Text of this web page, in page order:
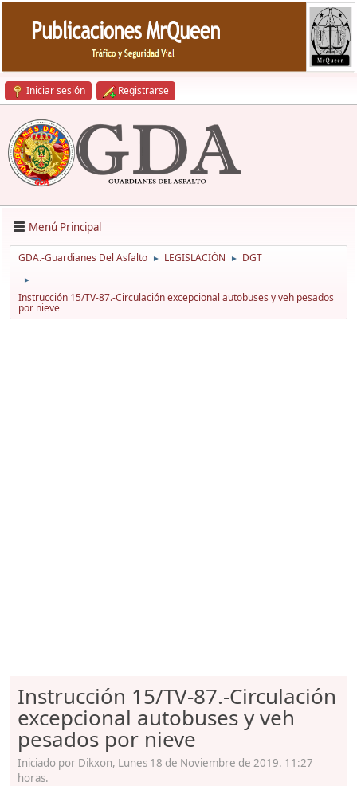
Iniciar sesión Registrarse
Menú Principal
GDA.-Guardianes Del Asfalto ► LEGISLACIÓN ► DGT
►
Instrucción 15/TV-87.-Circulación excepcional autobuses y veh pesados
por nieve
Instrucción 15/TV-87.-Circulación
excepcional autobuses y veh
pesados por nieve
Iniciado por Dikxon, Lunes 18 de Noviembre de 2019. 11:27
horas.